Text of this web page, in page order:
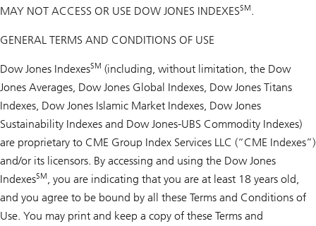
MAY NOT ACCESS OR USE DOW JONES INDEXESSM.
GENERAL TERMS AND CONDITIONS OF USE
Dow Jones IndexesSM (including, without limitation, the Dow
Jones Averages, Dow Jones Global Indexes, Dow Jones Titans
Indexes, Dow Jones Islamic Market Indexes, Dow Jones
Sustainability Indexes and Dow Jones-UBS Commodity Indexes)
are proprietary to CME Group Index Services LLC (“CME Indexes”)
and/or its licensors. By accessing and using the Dow Jones
IndexesSM
, you are indicating that you are at least 18 years old,
and you agree to be bound by all these Terms and Conditions of
Use. You may print and keep a copy of these Terms and